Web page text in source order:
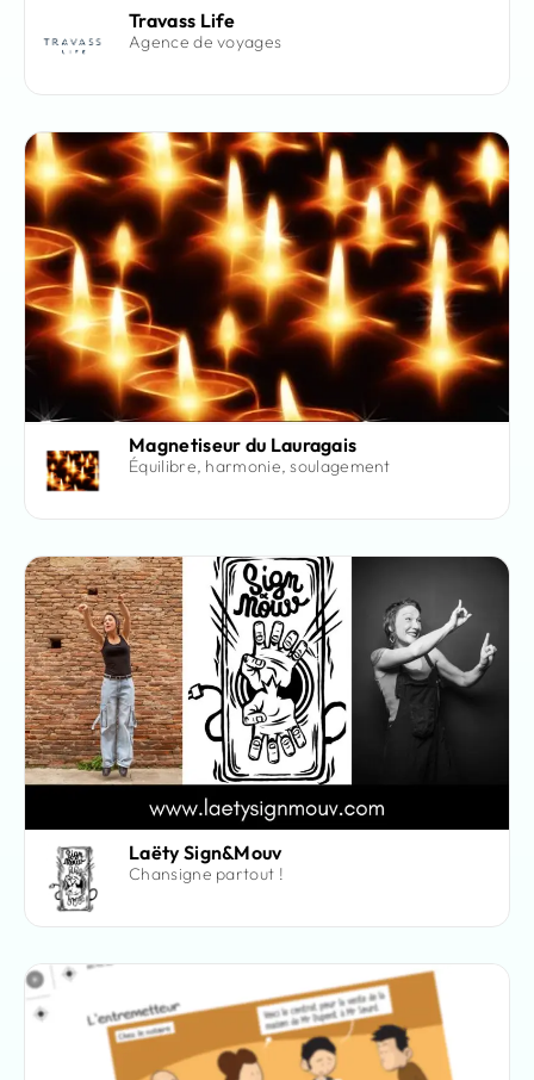
Travass Life
Agence de voyages
Magnetiseur du Lauragais
Équilibre, harmonie, soulagement
Laëty Sign&Mouv
Chansigne partout !